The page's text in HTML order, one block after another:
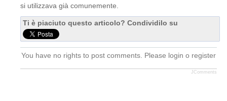
si utilizzava già comunemente.
Ti è piaciuto questo articolo? Condividilo su
You have no rights to post comments. Please login o register
JComments